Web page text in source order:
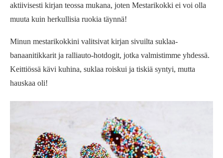
aktiivisesti kirjan teossa mukana, joten Mestarikokki ei voi olla
muuta kuin herkullisia ruokia täynnä!
Minun mestarikokkini valitsivat kirjan sivuilta suklaa-
banaanitikkarit ja ralliauto-hotdogit, jotka valmistimme yhdessä.
Keittiössä kävi kuhina, suklaa roiskui ja tiskiä syntyi, mutta
hauskaa oli!